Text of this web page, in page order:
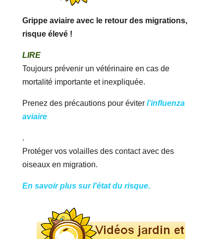
Grippe aviaire avec le retour des migrations,
risque élevé !
LIRE
Toujours prévenir un vétérinaire en cas de
mortalité importante et inexpliquée.
Prenez des précautions pour éviter l’influenza
aviaire
.
Protéger vos volailles des contact avec des
oiseaux en migration.
En savoir plus sur l'état du risque.